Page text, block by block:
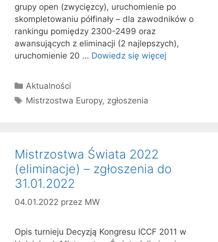
grupy open (zwycięzcy), uruchomienie po
skompletowaniu półfinały – dla zawodników o
rankingu pomiędzy 2300-2499 oraz
awansujących z eliminacji (2 najlepszych),
uruchomienie 20 … Dowiedz się więcej
Kategorie
Aktualności
Tagi
Mistrzostwa Europy, zgłoszenia
Mistrzostwa Świata 2022
(eliminacje) – zgłoszenia do
31.01.2022
04.01.2022 przez MW
Opis turnieju Decyzją Kongresu ICCF 2011 w